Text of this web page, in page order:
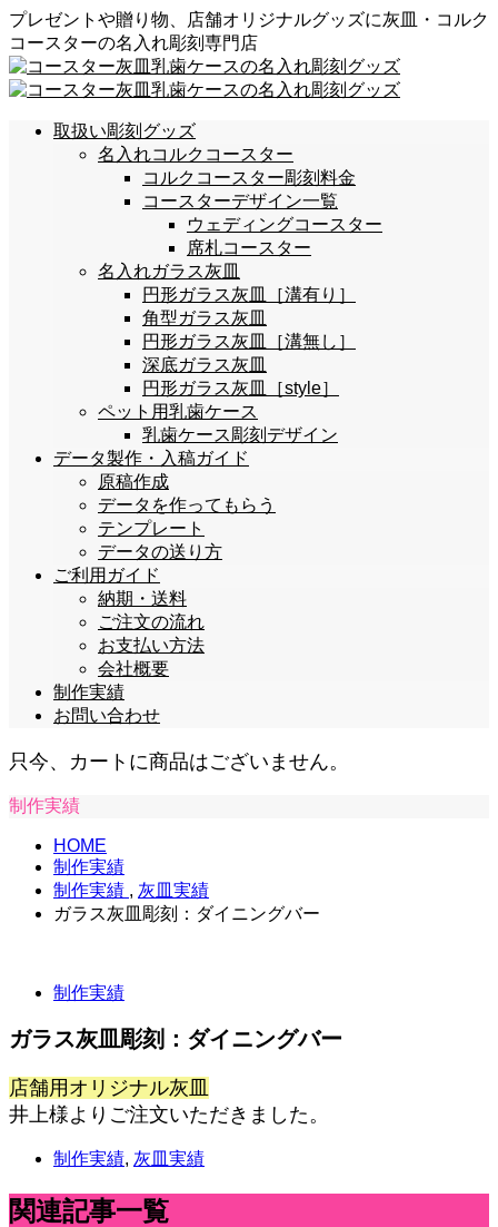
プレゼントや贈り物、店舗オリジナルグッズに灰皿・コルク
コースターの名入れ彫刻専門店
取扱い彫刻グッズ
名入れコルクコースター
コルクコースター彫刻料金
コースターデザイン一覧
ウェディングコースター
席札コースター
名入れガラス灰皿
円形ガラス灰皿［溝有り］
角型ガラス灰皿
円形ガラス灰皿［溝無し］
深底ガラス灰皿
円形ガラス灰皿［style］
ペット用乳歯ケース
乳歯ケース彫刻デザイン
データ製作・入稿ガイド
原稿作成
データを作ってもらう
テンプレート
データの送り方
ご利用ガイド
納期・送料
ご注文の流れ
お支払い方法
会社概要
制作実績
お問い合わせ
只今、カートに商品はございません。
制作実績
HOME
制作実績
制作実績 , 灰皿実績
ガラス灰皿彫刻：ダイニングバー
制作実績
ガラス灰皿彫刻：ダイニングバー
店舗用オリジナル灰皿
井上様よりご注文いただきました。
制作実績, 灰皿実績
関連記事一覧